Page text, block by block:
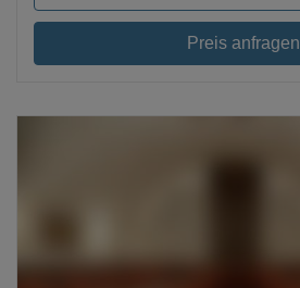
Preis anfragen